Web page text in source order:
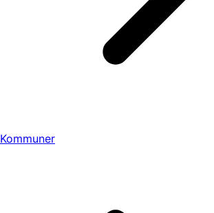
Kommuner